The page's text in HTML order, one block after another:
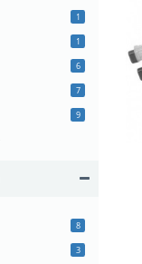
1
1
6
7
9
8
3